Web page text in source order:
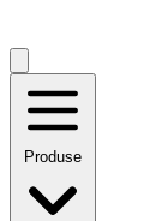
Produse